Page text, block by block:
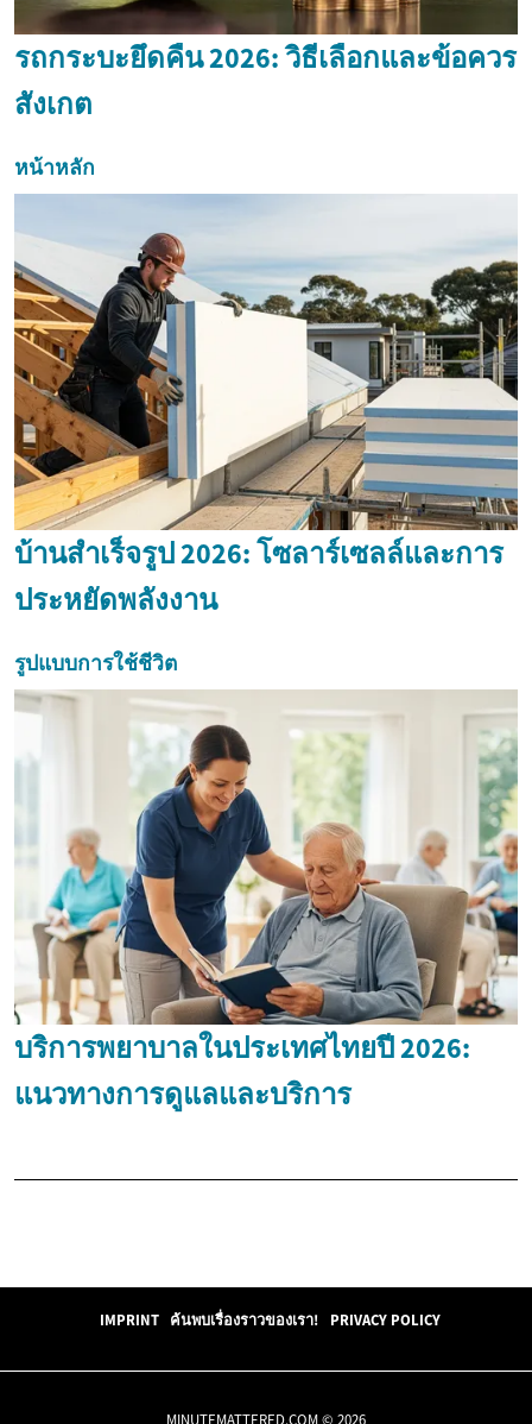
รถกระบะยึดคืน 2026: วิธีเลือกและข้อควร
สังเกต
หน้าหลัก
บ้านสำเร็จรูป 2026: โซลาร์เซลล์และการ
ประหยัดพลังงาน
รูปแบบการใช้ชีวิต
บริการพยาบาลในประเทศไทยปี 2026:
แนวทางการดูแลและบริการ
IMPRINT ค้นพบเรื่องราวของเรา! PRIVACY POLICY
MINUTEMATTERED.COM © 2026